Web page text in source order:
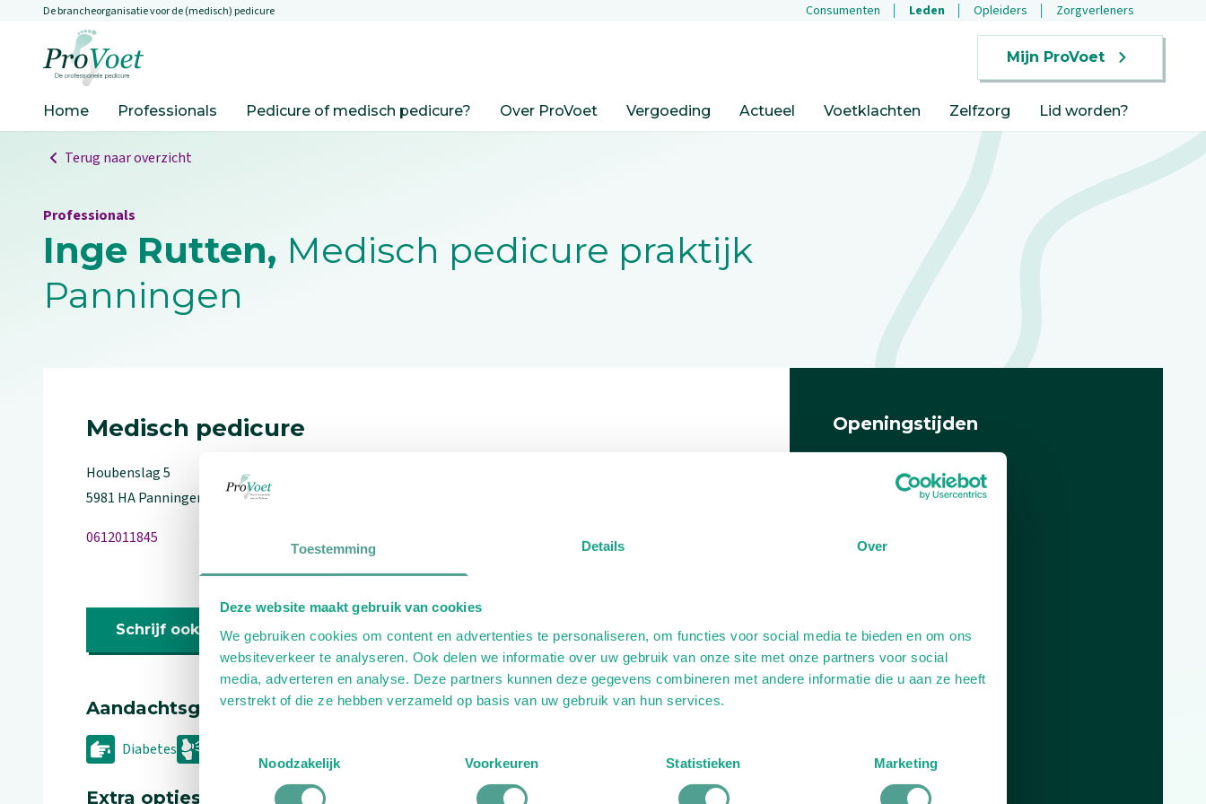
Toestemming Details Over
Deze website maakt gebruik van cookies
We gebruiken cookies om content en advertenties te personaliseren, om functies voor social media te bieden en om ons
websiteverkeer te analyseren. Ook delen we informatie over uw gebruik van onze site met onze partners voor social
media, adverteren en analyse. Deze partners kunnen deze gegevens combineren met andere informatie die u aan ze heeft
verstrekt of die ze hebben verzameld op basis van uw gebruik van hun services.
Toestemmingsselectie
Noodzakelijk
Voorkeuren Statistieken Marketing
Overslaan en naar de inhoud gaan
De brancheorganisatie voor de (medisch) pedicure Consumenten Leden Opleiders Zorgverleners
Mijn ProVoet
Home Professionals Pedicure of medisch pedicure? Over ProVoet Vergoeding Actueel Voetklachten Zelfzorg Lid worden?
Terug naar overzicht
Professionals
Inge Rutten, Medisch pedicure praktijk
Panningen
Medisch pedicure
Houbenslag5
5981 HAPanningen
0612011845
Schrijf ook een review
Aandachtsgebieden
Diabetes
Extra opties
Openingstijden
Plan je route